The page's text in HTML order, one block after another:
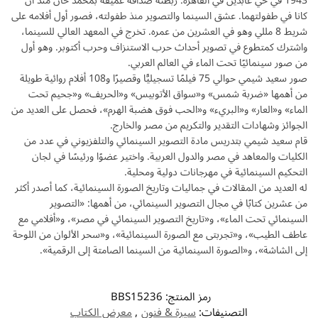
كانا في طفولتهما. عشق السينما والتصوير منذ طفولته، فصور أول أفلامه على
شريط 8 مللي وهو في العشرين من عمره. تخرج في المعهد العالي للسينما،
واشترك كمتطوع في تصوير أحداث حرب الاستنزاف وحرب أكتوبر. وهو أول
من صور سينمائيًا تحت الماء في العالم العربي.
صور سعيد شيمي حوالي 75 فيلمًا تسجيليًّا وقصيرًا و108 أفلام روائية طويلة
من أهمها «ضربة شمس» و«سواق الأتوبيس» و«الحريف» و«جحيم تحت
الماء» و«العار» و«البريء» و«الحب فوق هضبة الهرم»، فحصل على العديد من
الجوائز وشهادات التقدير والتكريم من مصر والخارج.
قام سعيد شيمي بتدريس مادة التصوير السينمائي والتلفزيوني في عدد من
الكليات والمعاهد في مصر والدول العربية. واختير عضوًا ورئيسًا في لجان
التحكيم السينمائية في مهرجانات دولية ومحلية.
له العديد من المقالات في جماليات وتاريخ الصورة السينمائية، كما أصدر أكثر
من عشرين كتابًا في مجال التصوير السينمائي، من أهمها: «التصوير
السينمائي تحت الماء»، و«تاريخ التصوير السينمائي في مصر»، و«أفلامي مع
عاطف الطيب»، و«تجربتى مع الصورة السينمائية»، و«سحر الألوان من اللوحة
إلى الشاشة»، و«الصورة السينمائية من السينما الصامتة إلى الرقمية».
رمز المنتج:BBS15236
التصنيفات:سيرة & فنون,معرض الكتاب